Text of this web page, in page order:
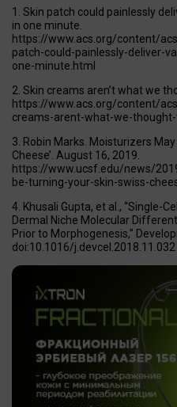
Skin patch could painlessly
in one minute.
https://www.acs.org/content/
patch-could-painlessly-deliver-
one-minute.html
Skin creams aren’t what we
https://www.acs.org/content/
creams-arent-what-we-
Robin Marks. Moisturizers
Cheese’. August 16, 2019.
https://www.ucsf.edu/news/
be-turning-your-skin-swiss-
Khusali Gupta, et al., “Single-
Dermal Niche Molecular
Prior to Morphogenesis,”
doi:10.1016/j.devcel.2018.11.032